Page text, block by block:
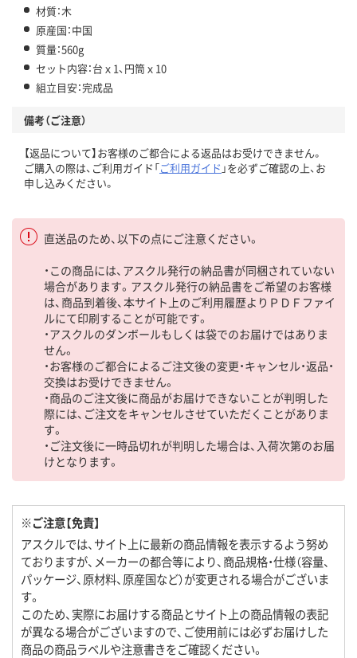
材質：木
原産国：中国
質量：560g
セット内容：台ｘ1、円筒ｘ10
組立目安：完成品
備考（ご注意）
【返品について】お客様のご都合による返品はお受けできません。
ご購入の際は、ご利用ガイド「ご利用ガイド 」を必ずご確認の上、お
申し込みください。
直送品のため、以下の点にご注意ください。
・この商品には、アスクル発行の納品書が同梱されていない
場合があります。アスクル発行の納品書をご希望のお客様
は、商品到着後、本サイト上のご利用履歴よりＰＤＦファイ
ルにて印刷することが可能です。
・アスクルのダンボールもしくは袋でのお届けではありま
せん。
・お客様のご都合によるご注文後の変更・キャンセル・返品・
交換はお受けできません。
・商品のご注文後に商品がお届けできないことが判明した
際には、ご注文をキャンセルさせていただくことがありま
す。
・ご注文後に一時品切れが判明した場合は、入荷次第のお届
けとなります。
※ご注意【免責】
アスクルでは、サイト上に最新の商品情報を表示するよう努め
ておりますが、メーカーの都合等により、商品規格・仕様（容量、
パッケージ、原材料、原産国など）が変更される場合がございま
す。
このため、実際にお届けする商品とサイト上の商品情報の表記
が異なる場合がございますので、ご使用前には必ずお届けした
商品の商品ラベルや注意書きをご確認ください。